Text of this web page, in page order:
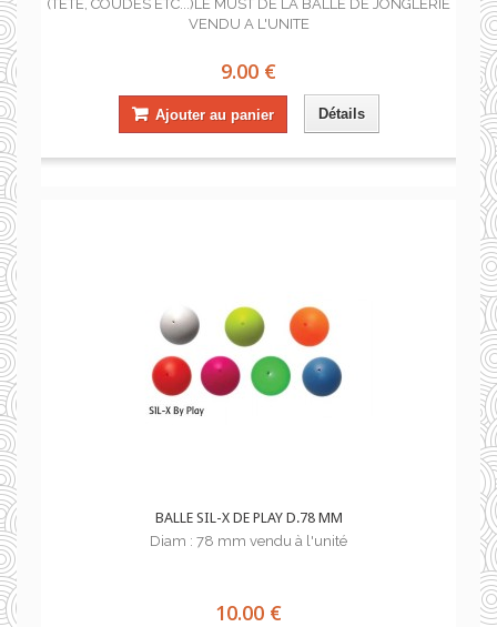
(TETE, COUDES ETC...)LE MUST DE LA BALLE DE JONGLERIE
VENDU A L'UNITE
9.00 €
Ajouter au panier Détails
BALLE SIL-X DE PLAY D.78 MM
Diam : 78 mm vendu à l'unité
10.00 €